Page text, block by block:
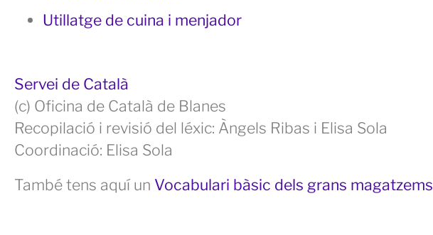
Utillatge de cuina i menjador
Servei de Català
(c) Oficina de Català de Blanes
Recopilació i revisió del léxic: Àngels Ribas i Elisa Sola
Coordinació: Elisa Sola
També tens aquí un Vocabulari bàsic dels grans magatzems